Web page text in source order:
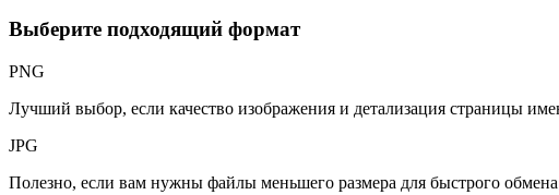
Выберите подходящий формат
PNG
Лучший выбор, если качество изображения и детализация страницы
JPG
Полезно, если вам нужны файлы меньшего размера для быстрого